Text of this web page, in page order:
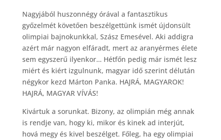
Nagyjából huszonnégy órával a fantasztikus
győzelmét követően beszélgettünk ismét újdonsült
olimpiai bajnokunkkal, Szász Emesével. Aki addigra
azért már nagyon elfáradt, mert az aranyérmes élete
sem egyszerű ilyenkor… Hétfőn pedig már ismét lesz
miért és kiért izgulnunk, magyar idő szerint délután
négykor kezd Márton Panka. HAJRÁ, MAGYAROK!
HAJRÁ, MAGYAR VÍVÁS!
Kivártuk a sorunkat. Bizony, az olimpián még annak
is rendje van, hogy ki, mikor és kinek ad interjút,
hová megy és kivel beszélget. Főleg, ha egy olimpiai